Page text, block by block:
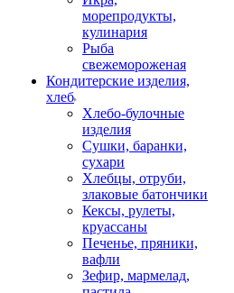
морепродукты,
кулинария
Рыба
свежемороженая
Кондитерские изделия,
хлеб
Хлебо-булочные
изделия
Сушки, баранки,
сухари
Хлебцы, отруби,
злаковые батончики
Кексы, рулеты,
круассаны
Печенье, пряники,
вафли
Зефир, мармелад,